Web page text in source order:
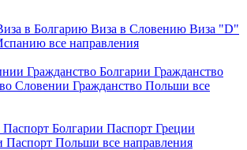
в Болгарию Виза в Словению Виза "D"
все направления
Гражданство Болгарии Гражданство
Словении Гражданство Польши все
Паспорт Болгарии Паспорт Греции
Паспорт Польши все направления